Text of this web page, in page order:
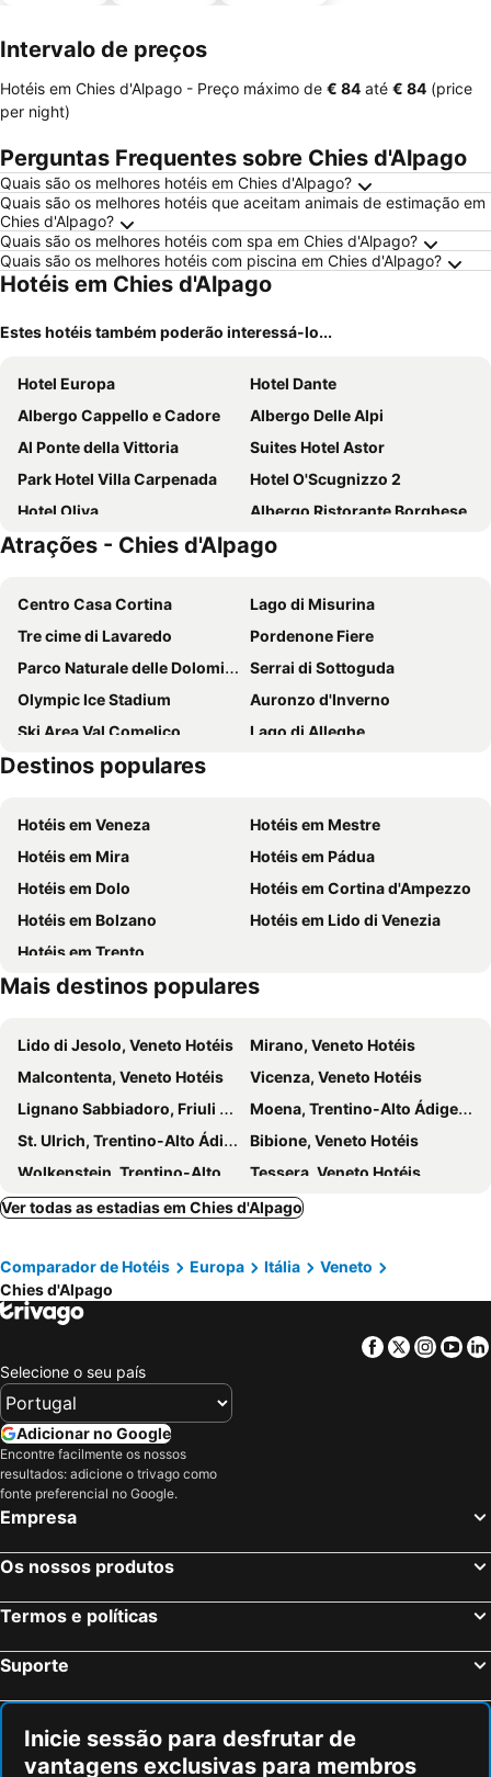
Intervalo de preços
Hotéis em Chies d'Alpago - Preço máximo de ‎€ 84 até ‎€ 84 (price
per night)
Perguntas Frequentes sobre Chies d'Alpago
Quais são os melhores hotéis em Chies d'Alpago?
Quais são os melhores hotéis que aceitam animais de estimação em
Chies d'Alpago?
Quais são os melhores hotéis com spa em Chies d'Alpago?
Quais são os melhores hotéis com piscina em Chies d'Alpago?
Hotéis em Chies d'Alpago
Estes hotéis também poderão interessá-lo...
Hotel Europa
Hotel Dante
Albergo Cappello e Cadore
Albergo Delle Alpi
Al Ponte della Vittoria
Suites Hotel Astor
Park Hotel Villa Carpenada
Hotel O'Scugnizzo 2
Hotel Oliva
Albergo Ristorante Borghese
Atrações - Chies d'Alpago
Centro Casa Cortina
Lago di Misurina
Tre cime di Lavaredo
Pordenone Fiere
Parco Naturale delle Dolomiti d'Ampezzo
Serrai di Sottoguda
Olympic Ice Stadium
Auronzo d'Inverno
Ski Area Val Comelico
Lago di Alleghe
Fun Bob
Lagazuoi
Golf Club Cansiglio
Monte Toc
Diga del Vajont
Mostra internazionale del gelato artigianale
Nevegal
Piancavallo
Lago di Barcis
Piazza dei Martiri
Civetta
Borgo di Poffabro
Santuario della Madonna del Ramoncello
Antica Fiera di Santa Lucia
Destinos populares
Hotéis em Veneza
Hotéis em Mestre
Hotéis em Mira
Hotéis em Pádua
Hotéis em Dolo
Hotéis em Cortina d'Ampezzo
Hotéis em Bolzano
Hotéis em Lido di Venezia
Hotéis em Trento
Mais destinos populares
Lido di Jesolo, Veneto Hotéis
Mirano, Veneto Hotéis
Malcontenta, Veneto Hotéis
Vicenza, Veneto Hotéis
Lignano Sabbiadoro, Friuli Venecia Júlia Hotéis
Moena, Trentino-Alto Ádige Hotéis
St. Ulrich, Trentino-Alto Ádige Hotéis
Bibione, Veneto Hotéis
Wolkenstein, Trentino-Alto Ádige Hotéis
Tessera, Veneto Hotéis
Canazei, Trentino-Alto Ádige Hotéis
Jesolo, Veneto Hotéis
Levico Terme, Trentino-Alto Ádige Hotéis
Corvara, Trentino-Alto Ádige Hotéis
Caorle, Veneto Hotéis
Arabba, Veneto Hotéis
Campitello di Fassa, Trentino-Alto Ádige Hotéis
Veneza, Veneto Hotéis
Verona, Veneto Hotéis
Mestre, Veneto Hotéis
Sirmione, Lombardia Hotéis
Dolo, Veneto Hotéis
Cortina d'Ampezzo, Veneto Hotéis
Milão, Lombardia Hotéis
Nápoles, Campanha Hotéis
Bolonha, Emília-Romanha Hotéis
Ver todas as estadias em Chies d'Alpago
Comparador de Hotéis Europa Itália
Veneto
Chies d'Alpago
Facebook
Twitter
Selecione o seu país
Adicionar no Google
Encontre facilmente os nossos
resultados: adicione o trivago como
fonte preferencial no Google.
Empresa
Os nossos produtos
Termos e políticas
Suporte
Inicie sessão para desfrutar de
vantagens exclusivas para membros